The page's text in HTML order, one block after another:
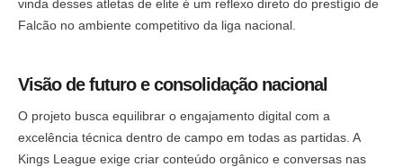
vinda desses atletas de elite é um reflexo direto do prestígio de
Falcão no ambiente competitivo da liga nacional.
Visão de futuro e consolidação nacional
O projeto busca equilibrar o engajamento digital com a
excelência técnica dentro de campo em todas as partidas. A
Kings League exige criar conteúdo orgânico e conversas nas